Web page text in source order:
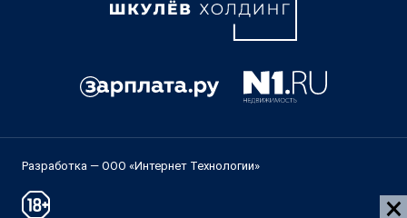
Разработка — ООО «Интернет Технологии»